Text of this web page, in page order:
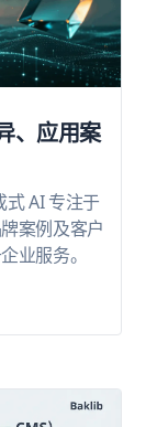
、应用案
AI 专注于
案例及客户
业服务。